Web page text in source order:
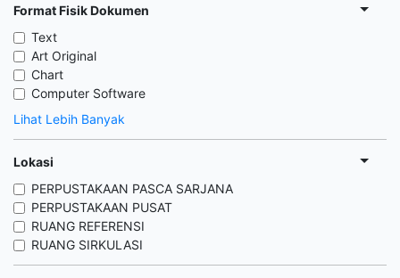
Format Fisik Dokumen
Text
Art Original
Chart
Computer Software
Lihat Lebih Banyak
Lokasi
PERPUSTAKAAN PASCA SARJANA
PERPUSTAKAAN PUSAT
RUANG REFERENSI
RUANG SIRKULASI